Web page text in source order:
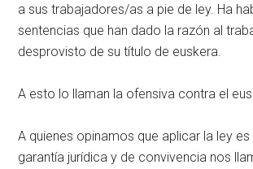
a sus trabajadores/as a pie de ley. Ha
sentencias que han dado la razón al
desprovisto de su título de euskera.
A esto lo llaman la ofensiva contra el
A quienes opinamos que aplicar la ley
garantía jurídica y de convivencia nos